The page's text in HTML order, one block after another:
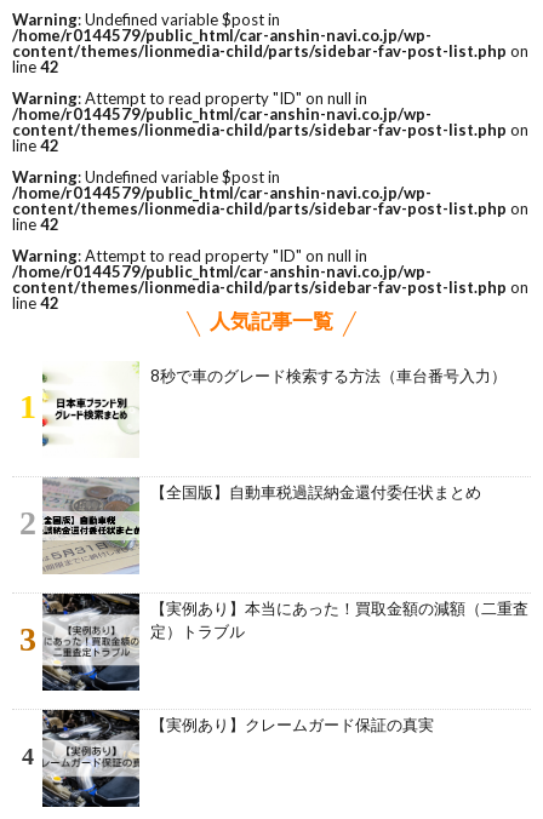
Warning: Undefined variable $post in
/home/r0144579/public_html/car-anshin-navi.co.jp/wp-
content/themes/lionmedia-child/parts/sidebar-fav-post-list.php on
line42
Warning: Attempt to read property "ID" on null in
/home/r0144579/public_html/car-anshin-navi.co.jp/wp-
content/themes/lionmedia-child/parts/sidebar-fav-post-list.php on
line42
Warning: Undefined variable $post in
/home/r0144579/public_html/car-anshin-navi.co.jp/wp-
content/themes/lionmedia-child/parts/sidebar-fav-post-list.php on
line42
Warning: Attempt to read property "ID" on null in
/home/r0144579/public_html/car-anshin-navi.co.jp/wp-
content/themes/lionmedia-child/parts/sidebar-fav-post-list.php on
line42
人気記事一覧
1
8秒で車のグレード検索する方法（車台番号入力）
2
【全国版】自動車税過誤納金還付委任状まとめ
3
【実例あり】本当にあった！買取金額の減額（二重査
定）トラブル
4
【実例あり】クレームガード保証の真実